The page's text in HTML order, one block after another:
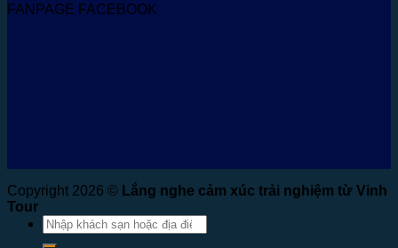
FANPAGE FACEBOOK
Copyright 2026 © Lắng nghe cảm xúc trải nghiệm từ Vinh
Tour
Tìm
kiếm: